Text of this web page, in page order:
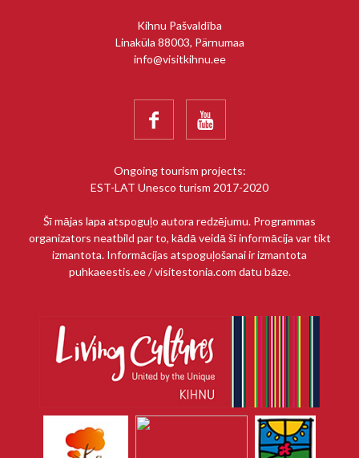
Kihnu Pašvaldība
Linaküla 88003, Pärnumaa
info@visitkihnu.ee
 
Ongoing tourism projects:
EST-LAT Unesco turism 2017-2020
Šī mājas lapa atspoguļo autora redzējumu. Programmas
organizators neatbild par to, kādā veidā šī informācija var tikt
izmantota. Informācijas atspoguļošanai ir izmantota
puhkaeestis.ee / visitestonia.com datu bāze.